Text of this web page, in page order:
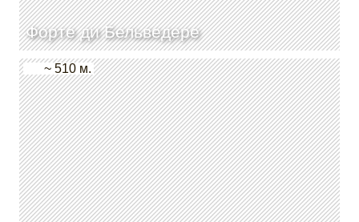
Форте ди Бельведере
~ 510 м.